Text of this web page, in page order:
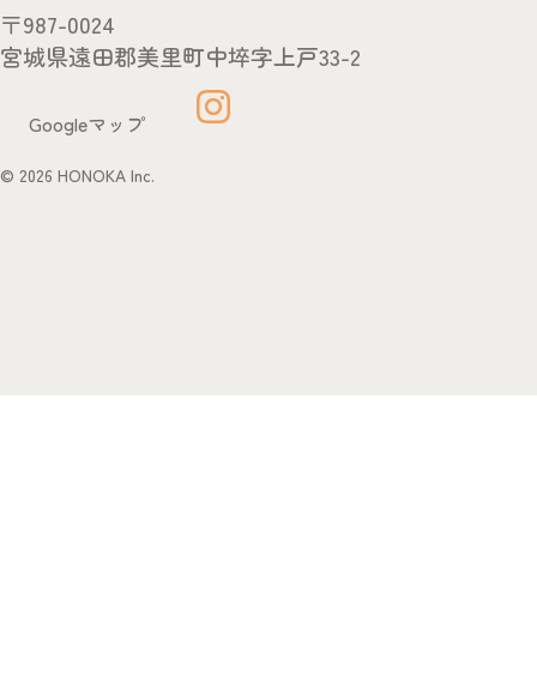
〒987-0024
宮城県遠田郡美里町中埣字上戸33-2
Googleマップ
© 2026 HONOKA Inc.